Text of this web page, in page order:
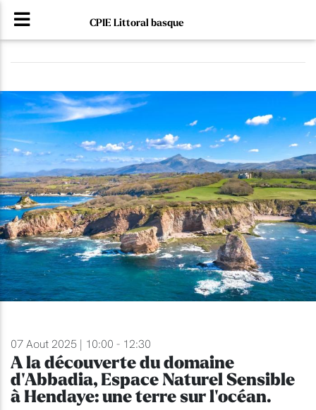
CPIE Littoral basque
07 Aout 2025 | 10:00 - 12:30
A la découverte du domaine
d'Abbadia, Espace Naturel Sensible
à Hendaye: une terre sur l'océan.